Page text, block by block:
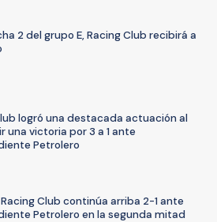
2 del grupo E, Racing Club recibirá a
logró una destacada actuación al
una victoria por 3 a 1 ante
Petrolero
Racing Club continúa arriba 2-1 ante
Petrolero en la segunda mitad